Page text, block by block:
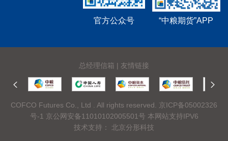
官方公众号 “中粮期货”APP
总经理信箱 | 友情链接
COFCO Futures Co., Ltd . All rights reserved. 京ICP备05002326
号-1 京公网安备11010102005501号 本网站支持IPV6
技术支持：
北京分形科技